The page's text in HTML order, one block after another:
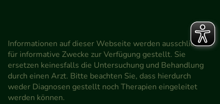
Informationen auf dieser Webseite werden ausschließlich
für informative Zwecke zur Verfügung gestellt. Sie
ersetzen keinesfalls die Untersuchung und Behandlung
durch einen Arzt. Bitte beachten Sie, dass hierdurch
weder Diagnosen gestellt noch Therapien eingeleitet
werden können.